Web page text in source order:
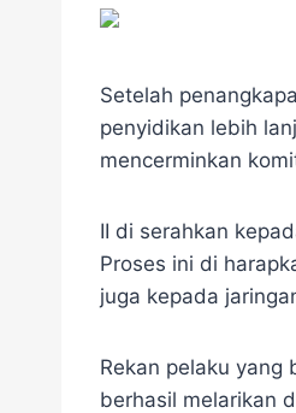
Setelah
penyidikan lebih
mencerminkan
II di serahkan
Proses ini di
juga kepada
Rekan pelaku
berhasil melarikan